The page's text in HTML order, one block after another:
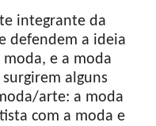
integrante da
defendem a ideia
e a moda
alguns
arte: a moda
com a moda e